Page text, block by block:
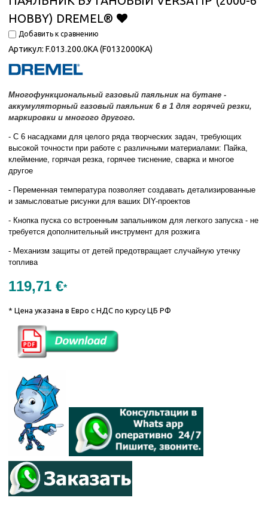
HOBBY) DREMEL®
Добавить к сравнению
Артикул: F.013.200.0KA (F0132000KA)
Многофункциональный газовый паяльник на бутане -
аккумуляторный газовый паяльник 6 в 1 для горячей резки,
маркировки и многого другого.
- С 6 насадками для целого ряда творческих задач, требующих
высокой точности при работе с различными материалами: Пайка,
клеймение, горячая резка, горячее тиснение, сварка и многое
другое
- Переменная температура позволяет создавать детализированные
и замысловатые рисунки для ваших DIY-проектов
- Кнопка пуска со встроенным запальником для легкого запуска - не
требуется дополнительный инструмент для розжига
- Механизм защиты от детей предотвращает случайную утечку
топлива
119,71 €*
* Цена указана в Евро с НДС по курсу ЦБ РФ